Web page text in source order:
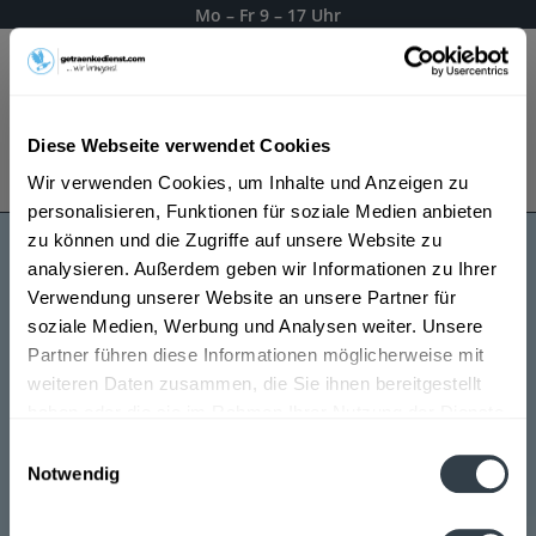
Diese Webseite verwendet Cookies
Wir verwenden Cookies, um Inhalte und Anzeigen zu
personalisieren, Funktionen für soziale Medien anbieten
zu können und die Zugriffe auf unsere Website zu
analysieren. Außerdem geben wir Informationen zu Ihrer
Verwendung unserer Website an unsere Partner für
soziale Medien, Werbung und Analysen weiter. Unsere
Partner führen diese Informationen möglicherweise mit
weiteren Daten zusammen, die Sie ihnen bereitgestellt
Notwendig
Mo – Fr 9 – 17 Uhr
Es gilt unsereDatenschutzerklärung
Rhenser